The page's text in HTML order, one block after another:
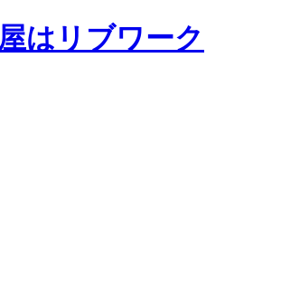
はリブワーク